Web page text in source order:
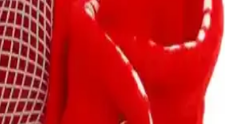
için pratik ve şık hediye seçenekleri,
edilmesi gerekenler ve ideal hediye
detaylar.
Takımları: Konfor ve Şıklığı